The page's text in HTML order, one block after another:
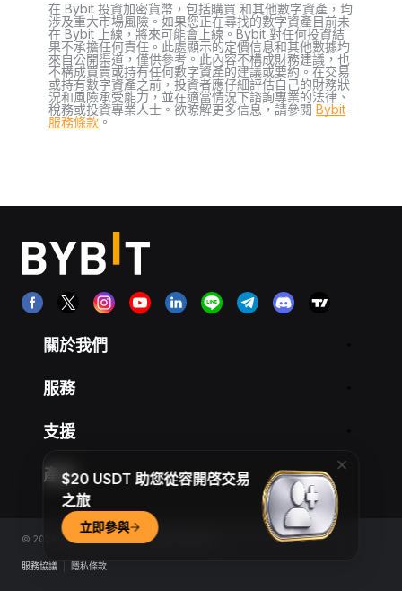
在 Bybit 投資加密貨幣，包括購買 和其他數字資產，均
涉及重大市場風險。如果您正在尋找的數字資產目前未
在 Bybit 上線，將來可能會上線。Bybit 對任何投資結
果不承擔任何責任。此處顯示的定價信息和其他數據均
來自公開渠道，僅供參考。此內容不構成財務建議，也
不構成買賣或持有任何數字資產的建議或要約。在交易
或持有數字資產之前，投資者應仔細評估自己的財務狀
況和風險承受能力，並在適當情況下諮詢專業的法律、
稅務或投資專業人士。欲瞭解更多信息，請參閱 Bybit
服務條款 。
關於我們
服務
支援
產品
© 2018-2026 Bybit.com. All rights reserved.
服務協議 隱私條款
$20 USDT 助您從容開啓交易
之旅
立即參與